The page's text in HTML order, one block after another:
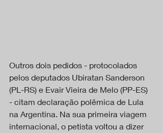
Outros dois pedidos - protocolados
pelos deputados Ubiratan Sanderson
(PL-RS) e Evair Vieira de Melo (PP-ES)
- citam declaração polêmica de Lula
na Argentina. Na sua primeira viagem
internacional, o petista voltou a dizer